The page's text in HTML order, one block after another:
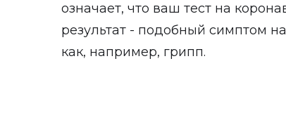
означает, что ваш тест на
результат - подобный симптом
как, например, грипп.